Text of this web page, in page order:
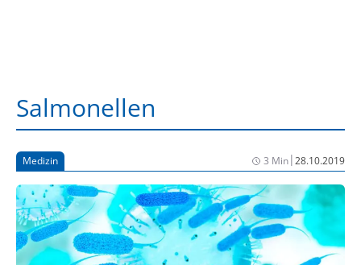
Salmonellen
Medizin 3 Min|28.10.2019